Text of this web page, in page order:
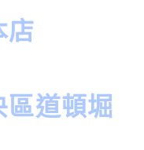
店
區道頓堀